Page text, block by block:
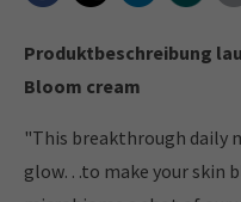
Produktbeschreibung
Bloom cream
"This breakthrough daily
glow…to make your skin